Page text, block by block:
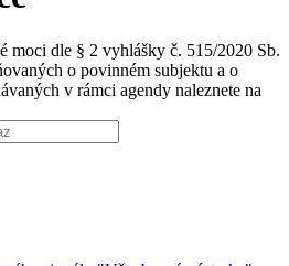
moci dle § 2 vyhlášky č. 515/2020 Sb.
o povinném subjektu a o
v rámci agendy naleznete na